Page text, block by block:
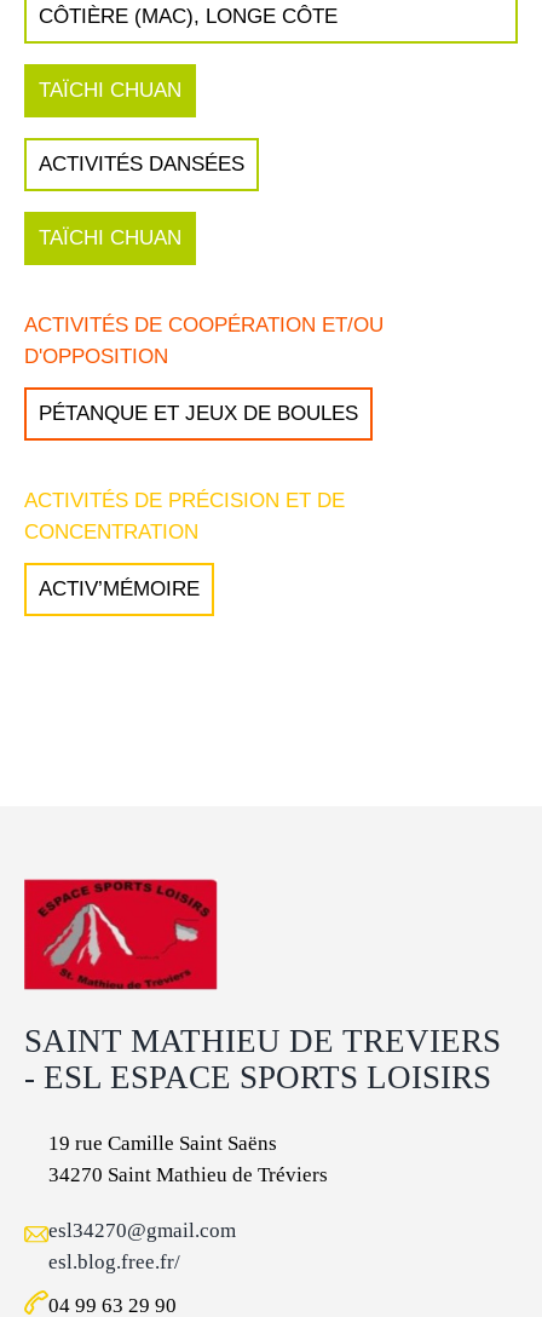
CÔTIÈRE (MAC), LONGE CÔTE
TAÏCHI CHUAN
ACTIVITÉS DANSÉES
TAÏCHI CHUAN
ACTIVITÉS DE COOPÉRATION ET/OU
D'OPPOSITION
PÉTANQUE ET JEUX DE BOULES
ACTIVITÉS DE PRÉCISION ET DE
CONCENTRATION
ACTIV’MÉMOIRE
SAINT MATHIEU DE TREVIERS
- ESL ESPACE SPORTS LOISIRS
19 rue Camille Saint Saëns
34270 Saint Mathieu de Tréviers
esl34270@gmail.com
esl.blog.free.fr/
04 99 63 29 90